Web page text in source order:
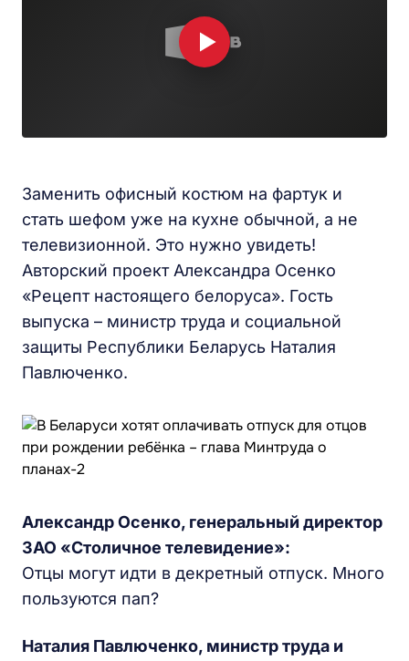
Заменить офисный костюм на фартук и
стать шефом уже на кухне обычной, а не
телевизионной. Это нужно увидеть!
Авторский проект Александра Осенко
«Рецепт настоящего белоруса». Гость
выпуска – министр труда и социальной
защиты Республики Беларусь Наталия
Павлюченко.
Александр Осенко, генеральный директор
ЗАО «Столичное телевидение»:
Отцы могут идти в декретный отпуск. Много
пользуются пап?
Наталия Павлюченко, министр труда и